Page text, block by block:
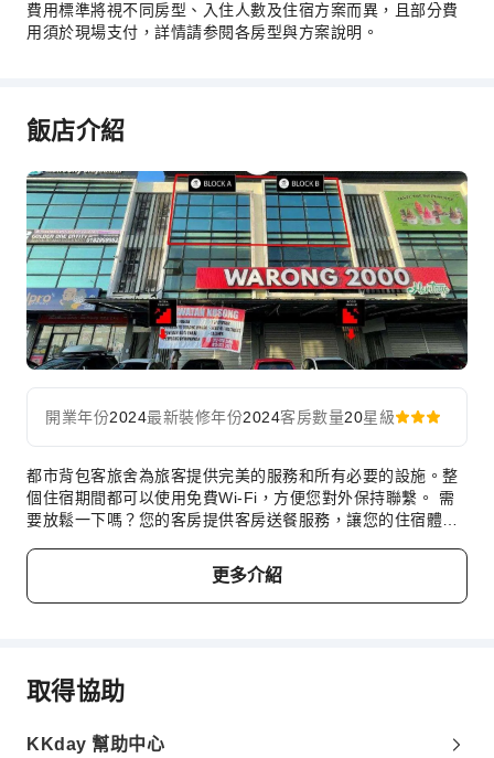
費用標準將視不同房型、入住人數及住宿方案而異，且部分費
用須於現場支付，詳情請参閱各房型與方案說明。
飯店介紹
開業年份2024最新裝修年份2024客房數量20星級
都市背包客旅舍為旅客提供完美的服務和所有必要的設施。整
個住宿期間都可以使用免費Wi-Fi，方便您對外保持聯繫。 需
要放鬆一下嗎？您的客房提供客房送餐服務，讓您的住宿體驗
裝飾，為旅客提供舒適且溫馨的氛圍。 都市背包客旅舍精心設
計的房型提供獨立客廳、陽台或露台的配置選擇。 都市背包客
旅舍特定房型的浴室提供浴袍、毛巾或吹風機。
更多介紹
取得協助
KKday 幫助中心